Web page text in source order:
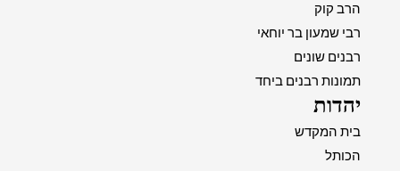
הרב קוק
רבי שמעון בר יוחאי
רבנים שונים
תמונות רבנים ביחד
יהדות
בית המקדש
הכותל